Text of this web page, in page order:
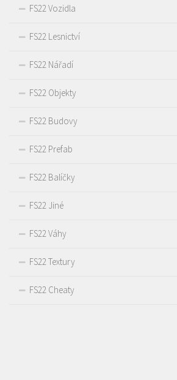
FS22 Vozidla
FS22 Lesnictví
FS22 Nářadí
FS22 Objekty
FS22 Budovy
FS22 Prefab
FS22 Balíčky
FS22 Jiné
FS22 Váhy
FS22 Textury
FS22 Cheaty